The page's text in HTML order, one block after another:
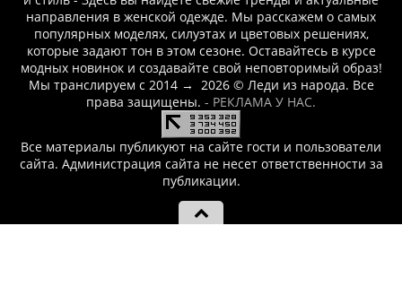
направления в женской одежде. Мы расскажем о самых
популярных моделях, силуэтах и цветовых решениях,
которые задают тон в этом сезоне. Оставайтесь в курсе
модных новинок и создавайте свой неповторимый образ!
Мы транслируем с 2014→ 2026© Леди из народа. Все
права защищены. - РЕКЛАМА У НАС.
Все материалы публикуют на сайте гости и пользователи
сайта. Администрация сайта не несет ответственности за
публикации.